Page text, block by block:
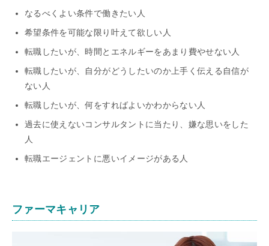
なるべくよい条件で働きたい人
希望条件を可能な限り叶えて欲しい人
転職したいが、時間とエネルギーをあまり費やせない人
転職したいが、自分がどうしたいのか上手く伝える自信が
ない人
転職したいが、何をすればよいかわからない人
過去に使えないコンサルタントに当たり、嫌な思いをした
人
転職エージェントに悪いイメージがある人
ファーマキャリア